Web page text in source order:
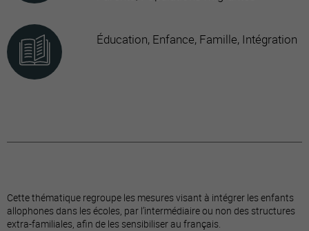
Éducation, Enfance, Famille, Intégration
Cette thématique regroupe les mesures visant à intégrer les enfants
allophones dans les écoles, par l’intermédiaire ou non des structures
extra-familiales, afin de les sensibiliser au français.